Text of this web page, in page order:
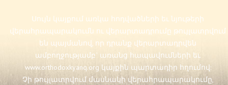
Սույն կայքում առկա հոդվածների եւ նյութերի
վերահրապարակումն ու վերարտադրումը թույլատրվում
են պայմանով, որ դրանք վերարտադրվեն
ամբողջությամբ` առանց հապավումների եւ
www.orthodoxkyanq.org կայքին պարտադիր հղումով:
Չի թույլատրվում մասնակի վերահրապարակումը,